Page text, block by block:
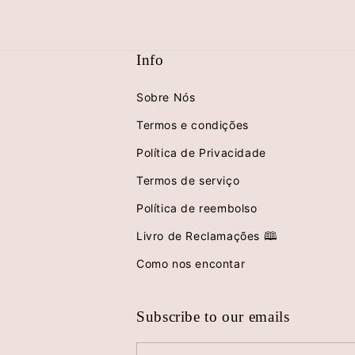
Info
Sobre Nós
Termos e condições
Política de Privacidade
Termos de serviço
Política de reembolso
Livro de Reclamações 🕮
Como nos encontar
Subscribe to our emails